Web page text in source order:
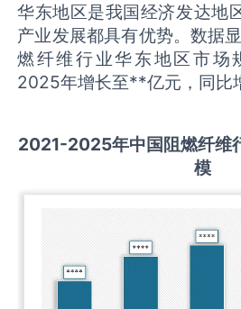
华东地区是我国经济发达地
产业发展都具有优势。数据
燃纤维行业华东地区市场
2025年增长至**亿元，同比
2021-2025年中国阻燃纤维
模